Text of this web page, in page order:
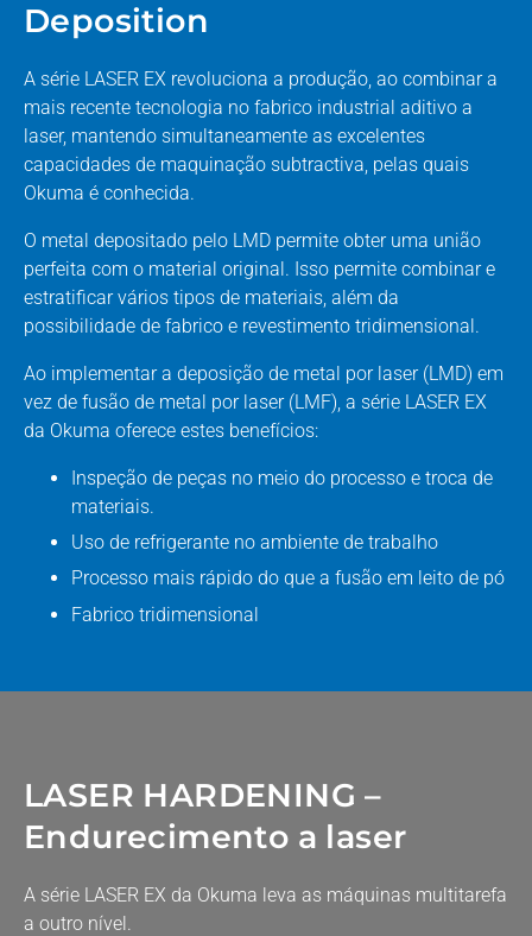
Deposition
A série LASER EX revoluciona a produção, ao combinar a
mais recente tecnologia no fabrico industrial aditivo a
laser, mantendo simultaneamente as excelentes
capacidades de maquinação subtractiva, pelas quais
Okuma é conhecida.
O metal depositado pelo LMD permite obter uma união
perfeita com o material original. Isso permite combinar e
estratificar vários tipos de materiais, além da
possibilidade de fabrico e revestimento tridimensional.
Ao implementar a deposição de metal por laser (LMD) em
vez de fusão de metal por laser (LMF), a série LASER EX
da Okuma oferece estes benefícios:
Inspeção de peças no meio do processo e troca de
materiais.
Uso de refrigerante no ambiente de trabalho
Processo mais rápido do que a fusão em leito de pó
Fabrico tridimensional
LASER HARDENING –
Endurecimento a laser
A série LASER EX da Okuma leva as máquinas multitarefa
a outro nível.